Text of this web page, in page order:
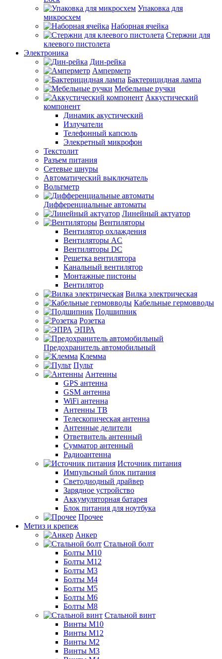
Упаковка для
микросхем
Наборная ячейка
Стержни для
клеевого пистолета
Электроника
Дин-рейка
Амперметр
Бактерицидная лампа
Мебельные ручки
Аккустический
компонент
Динамик акустический
Излучатели
Телефонный капсюль
Элекретный микрофон
Текстолит
Разъем питания
Сетевые шнуры
Автоматический выключатель
Вольтметр
Дифференциальные автоматы
Линейный актуатор
Вентиляторы
Вентилятор охлаждения
Вентиляторы AC
Вентиляторы DC
Решетка вентилятора
Канальный вентилятор
Монтажные пистоны
Вентилятор
Вилка электрическая
Кабельные гермовводы
Подшипник
Розетка
ЭПРА
Предохранитель автомобильный
Клемма
Пульт
Антенны
GPS антенна
GSM антенна
WiFi антенна
Антенны ТВ
Телескопическая антенна
Антенные делители
Ответвитель антенный
Сумматор антенный
Радиоантенна
Источник питания
Импульсный блок питания
Светодиодный драйвер
Зарядное устройство
Аккумуляторная батарея
Блок питания для ноутбука
Прочее
Метиз и крепеж
Анкер
Стальной болт
Болты М10
Болты М12
Болты М3
Болты М4
Болты М5
Болты М6
Болты М8
Стальной винт
Винты М10
Винты М12
Винты М2
Винты М3